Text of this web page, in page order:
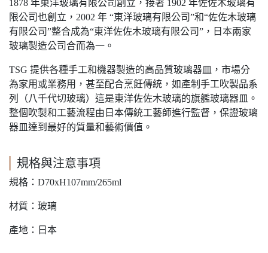
1878 年東洋玻璃有限公司創立，接著 1902 年佐佐木玻璃有
限公司也創立，2002 年 “東洋玻璃有限公司”和“佐佐木玻璃
有限公司”整合成為“東洋佐佐木玻璃有限公司”，日本兩家
玻璃製造公司合而為一。
TSG 提供各種手工和機器製造的高品質玻璃器皿，市場分
為家用或業務用，甚至配合烹飪傳統，如產制手工吹製品系
列（八千代切玻璃）這是東洋佐佐木玻璃的旗艦玻璃器皿。
整個吹製和工藝流程由日本傳統工藝師進行監督，保證玻璃
器皿達到最好的質量和藝術價值。
規格與注意事項
規格：D70xH107mm/265ml
材質：玻璃
產地：日本